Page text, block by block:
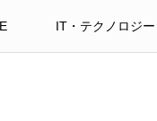
IT・テクノロジー